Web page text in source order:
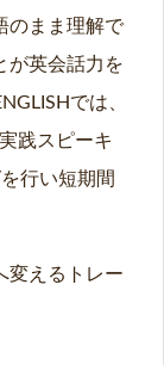
のまま理解で
が英会話力を
では、
践スピーキ
行い短期間
変えるトレー